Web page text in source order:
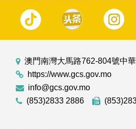
澳門南灣大馬路762-804號中
https://www.gcs.gov.mo
info@gcs.gov.mo
(853)2833 2886